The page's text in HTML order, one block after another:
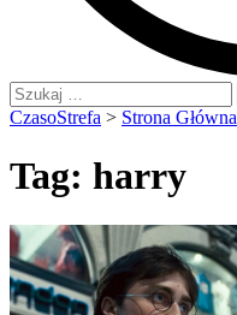
Szukaj:
CzasoStrefa > Strona Główna
Tag: harry